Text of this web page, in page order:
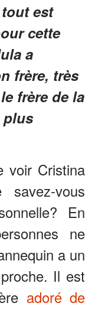
est
cette
a
frère, très
frère de la
plus
voir Cristina
vous
En
ne
a un
Il est
adoré de